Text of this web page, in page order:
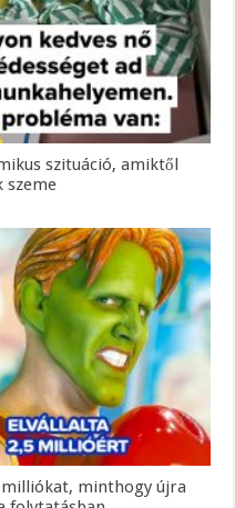
szituáció, amiktől
szeme
milliókat, minthogy újra